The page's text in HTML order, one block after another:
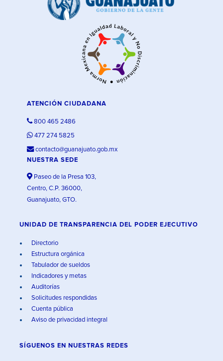
ATENCIÓN CIUDADANA
800 465 2486
477 274 5825
contacto@guanajuato.gob.mx
NUESTRA SEDE
Paseo de la Presa 103,
Centro, C.P. 36000,
Guanajuato, GTO.
UNIDAD DE TRANSPARENCIA DEL PODER EJECUTIVO
Directorio
Estructura orgánica
Tabulador de sueldos
Indicadores y metas
Auditorías
Solicitudes respondidas
Cuenta pública
Aviso de privacidad integral
SÍGUENOS EN NUESTRAS REDES